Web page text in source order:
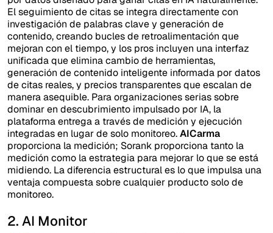
El seguimiento de citas se integra directamente con
investigación de palabras clave y generación de
contenido, creando bucles de retroalimentación que
mejoran con el tiempo, y los pros incluyen una interfaz
unificada que elimina cambio de herramientas,
generación de contenido inteligente informada por datos
de citas reales, y precios transparentes que escalan de
manera asequible. Para organizaciones serias sobre
dominar en descubrimiento impulsado por IA, la
plataforma entrega a través de medición y ejecución
integradas en lugar de solo monitoreo.AICarma
proporciona la medición; Sorank proporciona tanto la
medición como la estrategia para mejorar lo que se está
midiendo. La diferencia estructural es lo que impulsa una
ventaja compuesta sobre cualquier producto solo de
monitoreo.
2. AI Monitor